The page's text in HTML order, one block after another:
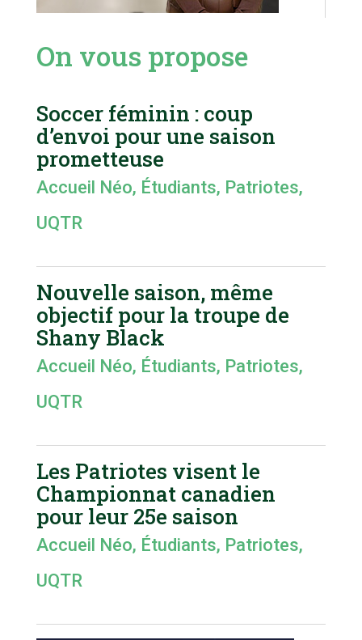
On vous propose
Soccer féminin : coup
d’envoi pour une saison
prometteuse
Accueil Néo, Étudiants, Patriotes,
UQTR
Nouvelle saison, même
objectif pour la troupe de
Shany Black
Accueil Néo, Étudiants, Patriotes,
UQTR
Les Patriotes visent le
Championnat canadien
pour leur 25e saison
Accueil Néo, Étudiants, Patriotes,
UQTR